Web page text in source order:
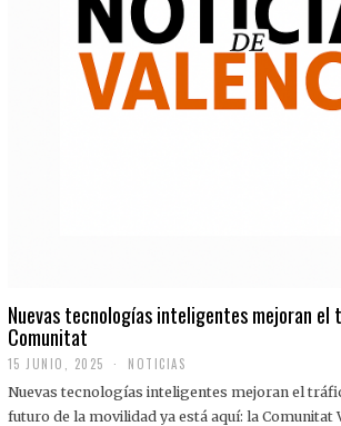
Nuevas tecnologías inteligentes mejoran el
Comunitat
15 JUNIO, 2025 NOTICIAS
Nuevas tecnologías inteligentes mejoran el
futuro de la movilidad ya está aquí: la Comunitat